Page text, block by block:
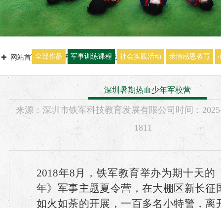
教培政企机构
教练团队
联系我们
网站首页 少年活动营 军事训练课程
全部作品 军事训练课程 社会实践活动 亲情感恩教育
深圳暑期热血少年军校营
来源： 深圳市铁军科技教育发展有限公司 时间：
1811
2018年8月，铁军教育举办为期十天的
年》军事主题夏令营，在大棚区新长征
如火如荼的开展，一百多名小特警，离